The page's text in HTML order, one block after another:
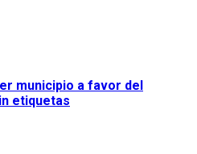
municipio a favor del
etiquetas